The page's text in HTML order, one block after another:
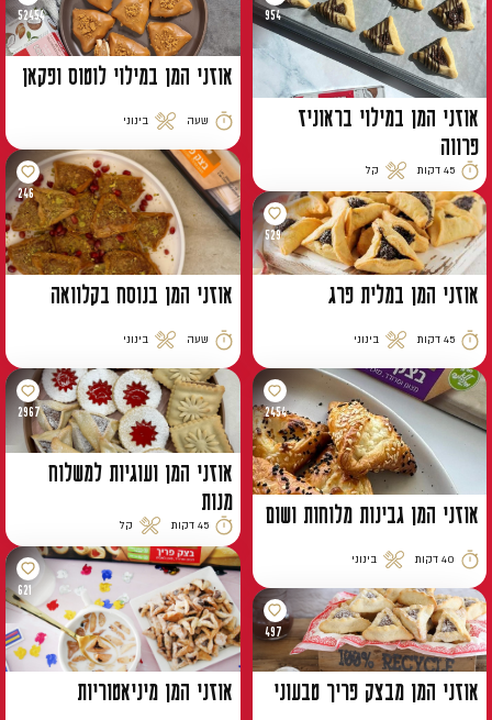
954
אוזני המן במילוי בראוניז
פרווה
זמן הכנה
45 דקות
רמת קושי
קל
52454
אוזני המן במילוי לוטוס ופקאן
זמן הכנה
שעה
רמת קושי
בינוני
529
אוזני המן במלית פרג
זמן הכנה
45 דקות
רמת קושי
בינוני
246
אוזני המן בנוסח בקלוואה
זמן הכנה
שעה
רמת קושי
בינוני
2454
אוזני המן גבינות מלוחות ושום
זמן הכנה
40 דקות
רמת קושי
בינוני
2967
אוזני המן ועוגיות למשלוח
מנות
זמן הכנה
45 דקות
רמת קושי
קל
497
אוזני המן מבצק פריך טבעוני
621
אוזני המן מיניאטוריות